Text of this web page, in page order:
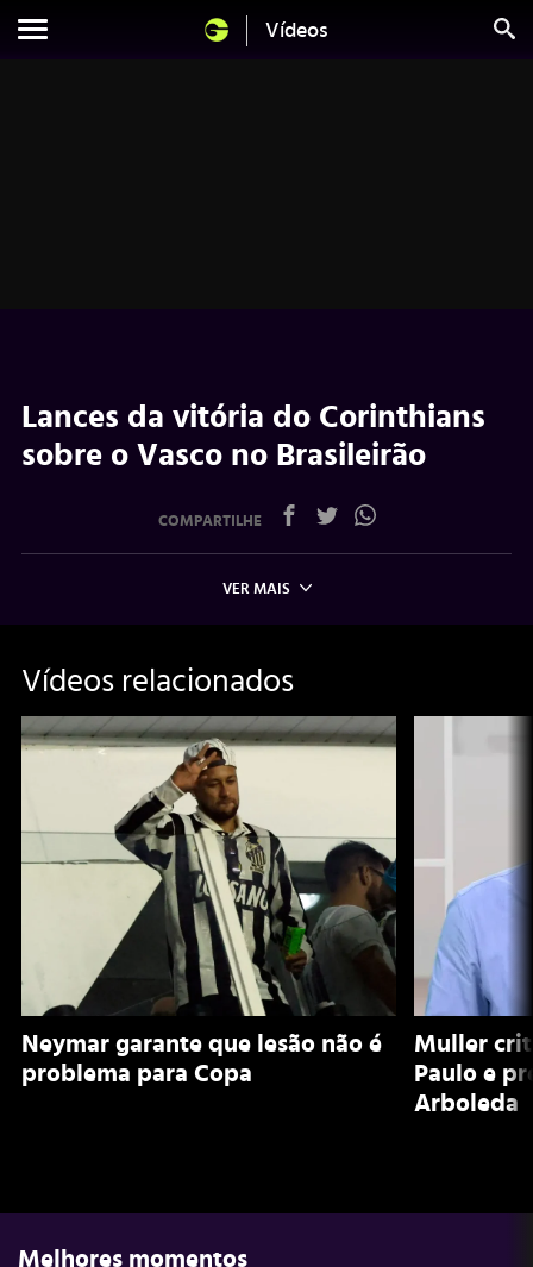
Vídeos
Lances da vitória do Corinthians
sobre o Vasco no Brasileirão
COMPARTILHE
VER MAIS
Vídeos relacionados
Neymar garante que lesão não é
problema para Copa
Muller
Paulo e
Arboleda
Melhores momentos